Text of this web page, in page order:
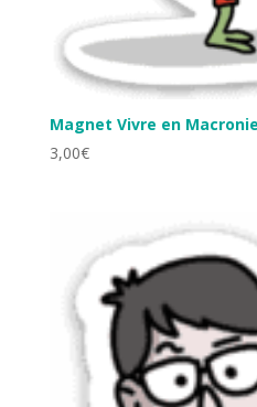
Magnet Vivre en
3,00€